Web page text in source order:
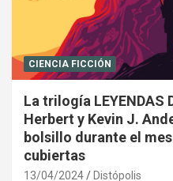
CIENCIA FICCIÓN
La trilogía LEYENDAS
Herbert y Kevin J.
bolsillo durante el
cubiertas
13/04/2024 Distópolis